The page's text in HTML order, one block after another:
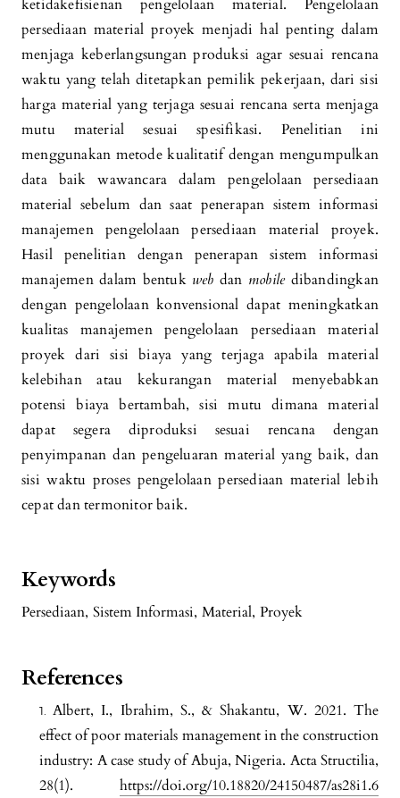
Keywords
Persediaan, Sistem Informasi, Material, Proyek
ketidakefisienan pengelolaan material. Pengelolaan
persediaan material proyek menjadi hal penting dalam
menjaga keberlangsungan produksi agar sesuai rencana
waktu yang telah ditetapkan pemilik pekerjaan, dari sisi
harga material yang terjaga sesuai rencana serta menjaga
mutu material sesuai spesifikasi. Penelitian ini
menggunakan metode kualitatif dengan mengumpulkan
data baik wawancara dalam pengelolaan persediaan
material sebelum dan saat penerapan sistem informasi
manajemen pengelolaan persediaan material proyek.
Hasil penelitian dengan penerapan sistem informasi
manajemen dalam bentukweb dan mobiledibandingkan
dengan pengelolaan konvensional dapat meningkatkan
kualitas manajemen pengelolaan persediaan material
proyek dari sisi biaya yang terjaga apabila material
kelebihan atau kekurangan material menyebabkan
potensi biaya bertambah, sisi mutu dimana material
dapat segera diproduksi sesuai rencana dengan
penyimpanan dan pengeluaran material yang baik, dan
sisi waktu proses pengelolaan persediaan material lebih
cepat dan termonitor baik.
References
Albert, I., Ibrahim, S., & Shakantu, W. 2021. The
effect of poor materials management in the construction
industry: A case study of Abuja, Nigeria. Acta Structilia,
28(1). https://doi.org/10.18820/24150487/as28i1.6